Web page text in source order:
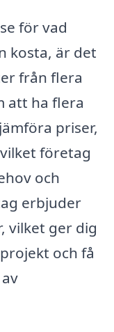
för vad
kosta, är det
från flera
att ha flera
priser,
företag
och
erbjuder
vilket ger dig
och få